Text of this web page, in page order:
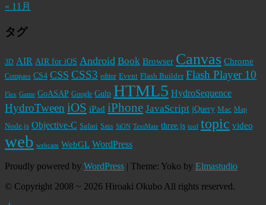
« 11月
タグ
3D AIR AIR for iOS Android Book Browser Canvas Chrome
Compass CS4 CSS CSS3 editor Event Flash Builder Flash Player 10
Flex Game GoASAP Google Gulp HTML5 HydroSequence
HydroTween iOS iPad iPhone JavaScript jQuery Mac Map
Node.js Objective-C Safari Sass SiON TextMate three.js tool topic video
web webcam WebGL WordPress
Proudly powered by WordPress | Theme: Yoko by Elmastudio
© Copyright 2008 ~ 2026 Hiroaki Okubo All rights reserved.